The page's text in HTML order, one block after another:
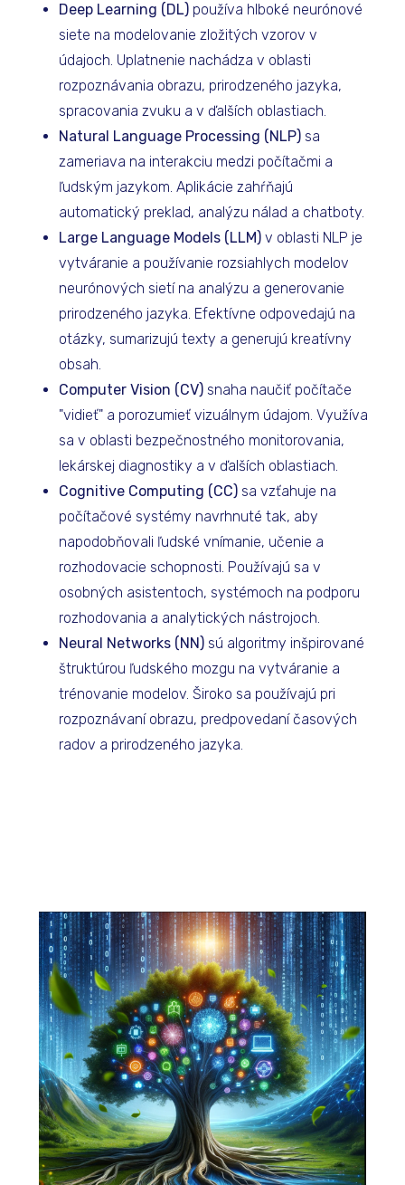
Deep Learning (DL) používa hlboké neurónové
siete na modelovanie zložitých vzorov v
údajoch. Uplatnenie nachádza v oblasti
rozpoznávania obrazu, prirodzeného jazyka,
spracovania zvuku a v ďalších oblastiach.
Natural Language Processing (NLP) sa
zameriava na interakciu medzi počítačmi a
ľudským jazykom. Aplikácie zahŕňajú
automatický preklad, analýzu nálad a chatboty.
Large Language Models (LLM) v oblasti NLP je
vytváranie a používanie rozsiahlych modelov
neurónových sietí na analýzu a generovanie
prirodzeného jazyka. Efektívne odpovedajú na
otázky, sumarizujú texty a generujú kreatívny
obsah.
Computer Vision (CV) snaha naučiť počítače
"vidieť" a porozumieť vizuálnym údajom. Využíva
sa v oblasti bezpečnostného monitorovania,
lekárskej diagnostiky a v ďalších oblastiach.
Cognitive Computing (CC) sa vzťahuje na
počítačové systémy navrhnuté tak, aby
napodobňovali ľudské vnímanie, učenie a
rozhodovacie schopnosti. Používajú sa v
osobných asistentoch, systémoch na podporu
rozhodovania a analytických nástrojoch.
Neural Networks (NN) sú algoritmy inšpirované
štruktúrou ľudského mozgu na vytváranie a
trénovanie modelov. Široko sa používajú pri
rozpoznávaní obrazu, predpovedaní časových
radov a prirodzeného jazyka.